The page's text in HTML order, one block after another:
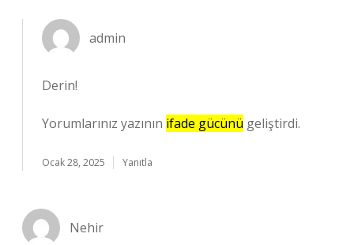
admin
Derin!
Yorumlarınız yazının ifade gücünü geliştirdi.
Ocak 28, 2025 Yanıtla
Nehir